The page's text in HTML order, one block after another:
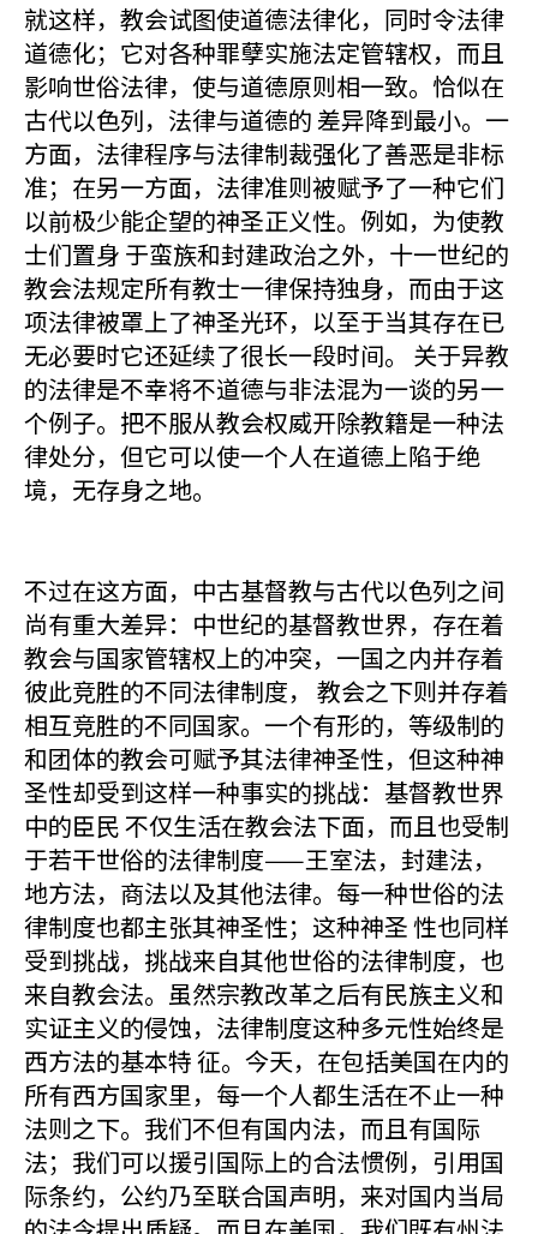
就这样，教会试图使道德法律化，同时令法律
道德化；它对各种罪孽实施法定管辖权，而且
影响世俗法律，使与道德原则相一致。恰似在
古代以色列，法律与道德的 差异降到最小。一
方面，法律程序与法律制裁强化了善恶是非标
准；在另一方面，法律准则被赋予了一种它们
以前极少能企望的神圣正义性。例如，为使教
士们置身 于蛮族和封建政治之外，十一世纪的
教会法规定所有教士一律保持独身，而由于这
项法律被罩上了神圣光环，以至于当其存在已
无必要时它还延续了很长一段时间。 关于异教
的法律是不幸将不道德与非法混为一谈的另一
个例子。把不服从教会权威开除教籍是一种法
律处分，但它可以使一个人在道德上陷于绝
境，无存身之地。
不过在这方面，中古基督教与古代以色列之间
尚有重大差异：中世纪的基督教世界，存在着
教会与国家管辖权上的冲突，一国之内并存着
彼此竞胜的不同法律制度， 教会之下则并存着
相互竞胜的不同国家。一个有形的，等级制的
和团体的教会可赋予其法律神圣性，但这种神
圣性却受到这样一种事实的挑战：基督教世界
中的臣民 不仅生活在教会法下面，而且也受制
于若干世俗的法律制度——王室法，封建法，
地方法，商法以及其他法律。每一种世俗的法
律制度也都主张其神圣性；这种神圣 性也同样
受到挑战，挑战来自其他世俗的法律制度，也
来自教会法。虽然宗教改革之后有民族主义和
实证主义的侵蚀，法律制度这种多元性始终是
西方法的基本特 征。今天，在包括美国在内的
所有西方国家里，每一个人都生活在不止一种
法则之下。我们不但有国内法，而且有国际
法；我们可以援引国际上的合法惯例，引用国
际条约，公约乃至联合国声明，来对国内当局